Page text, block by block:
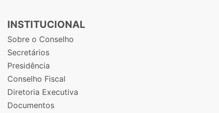
INSTITUCIONAL
Sobre o Conselho
Secretários
Presidência
Conselho Fiscal
Diretoria Executiva
Documentos